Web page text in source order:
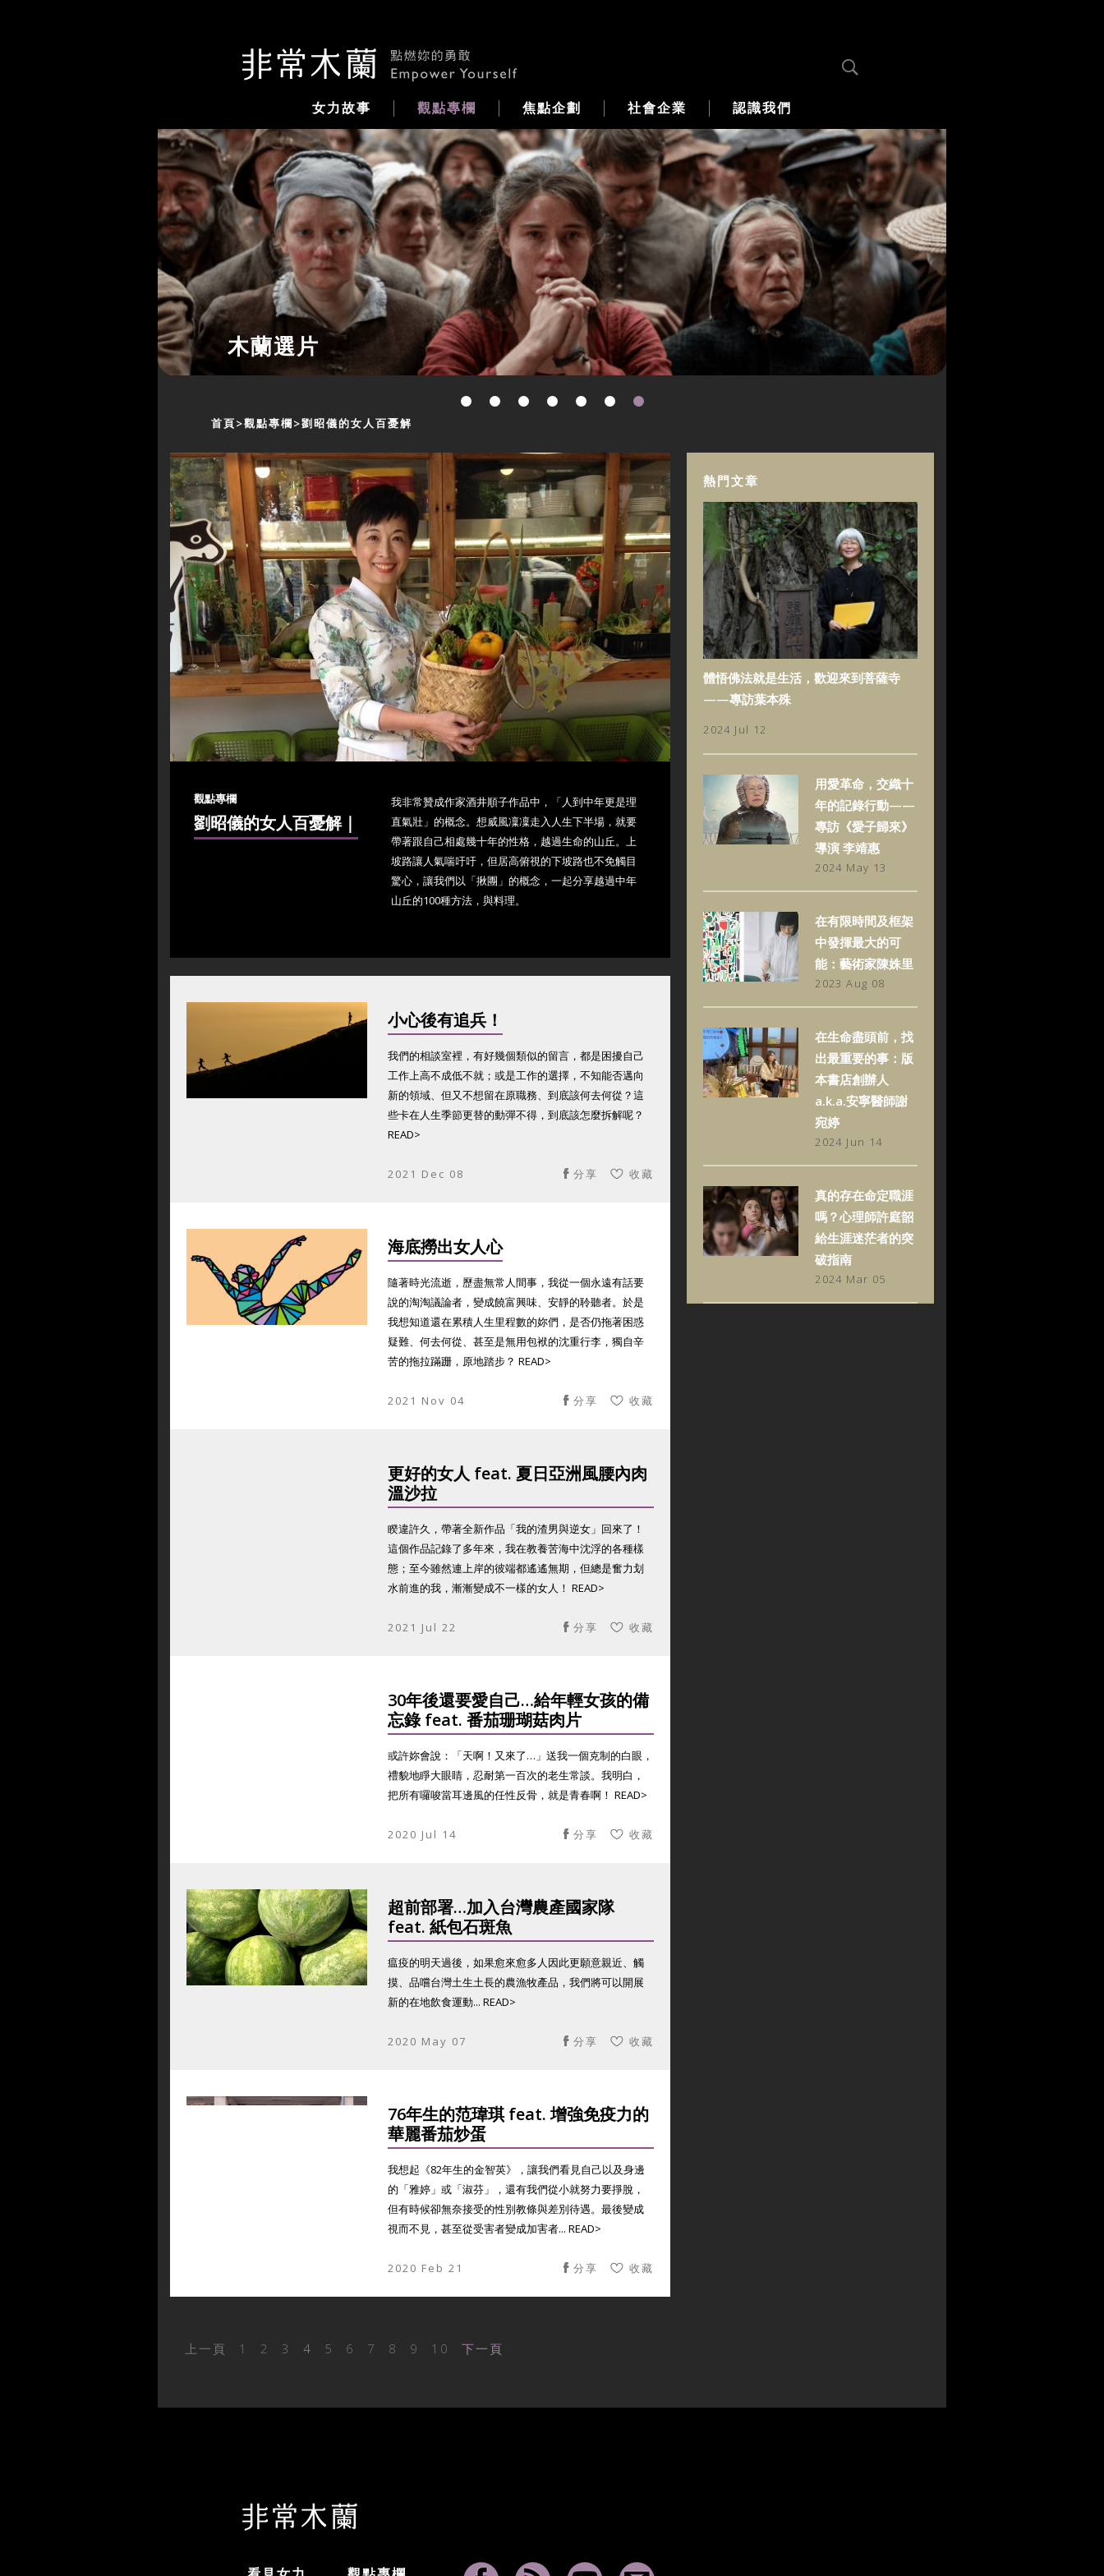
女力故事 觀點專欄 焦點企劃 社會企業 認識我們
木蘭選片
首頁 觀點專欄 劉昭儀的女人百憂解
觀點專欄
劉昭儀的女人百憂解｜
我非常贊成作家酒井順子作品中，「人到中年更是理
直氣壯」的概念。想威風凜凜走入人生下半場，就要
帶著跟自己相處幾十年的性格，越過生命的山丘。上
坡路讓人氣喘吁吁，但居高俯視的下坡路也不免觸目
驚心，讓我們以「揪團」的概念，一起分享越過中年
山丘的100種方法，與料理。
小心後有追兵！
我們的相談室裡，有好幾個類似的留言，都是困擾自己
工作上高不成低不就；或是工作的選擇，不知能否邁向
新的領域、但又不想留在原職務、到底該何去何從？這
些卡在人生季節更替的動彈不得，到底該怎麼拆解呢？
READ>
2021 Dec 08 收藏
分享
海底撈出女人心
隨著時光流逝，歷盡無常人間事，我從一個永遠有話要
說的淘淘議論者，變成饒富興味、安靜的聆聽者。於是
我想知道還在累積人生里程數的妳們，是否仍拖著困惑
疑難、何去何從、甚至是無用包袱的沈重行李，獨自辛
苦的拖拉蹣跚，原地踏步？ READ>
2021 Nov 04 收藏
分享
更好的女人 feat. 夏日亞洲風腰內肉
溫沙拉
睽違許久，帶著全新作品「我的渣男與逆女」回來了！
這個作品記錄了多年來，我在教養苦海中沈浮的各種樣
態；至今雖然連上岸的彼端都遙遙無期，但總是奮力划
水前進的我，漸漸變成不一樣的女人！ READ>
2021 Jul 22 收藏
分享
30年後還要愛自己…給年輕女孩的備
忘錄 feat. 番茄珊瑚菇肉片
或許妳會說：「天啊！又來了…」送我一個克制的白眼，
禮貌地睜大眼睛，忍耐第一百次的老生常談。我明白，
把所有囉唆當耳邊風的任性反骨，就是青春啊！ READ>
2020 Jul 14 收藏
分享
超前部署…加入台灣農產國家隊
feat. 紙包石斑魚
瘟疫的明天過後，如果愈來愈多人因此更願意親近、觸
摸、品嚐台灣土生土長的農漁牧產品，我們將可以開展
新的在地飲食運動... READ>
2020 May 07 收藏
分享
76年生的范瑋琪 feat. 增強免疫力的
華麗番茄炒蛋
我想起《82年生的金智英》，讓我們看見自己以及身邊
的「雅婷」或「淑芬」，還有我們從小就努力要掙脫，
但有時候卻無奈接受的性別教條與差別待遇。最後變成
視而不見，甚至從受害者變成加害者... READ>
2020 Feb 21 收藏
分享
上一頁 1 2 3 4 5 6 7 8 9 10 下一頁
熱門文章
體悟佛法就是生活，歡迎來到菩薩寺
——專訪葉本殊
2024 Jul 12
用愛革命，交織十
年的記錄行動——
專訪《愛子歸來》
導演 李靖惠
2024 May 13
在有限時間及框架
中發揮最大的可
能：藝術家陳姝里
2023 Aug 08
在生命盡頭前，找
出最重要的事：版
本書店創辦人
a.k.a.安寧醫師謝
宛婷
2024 Jun 14
真的存在命定職涯
嗎？心理師許庭韶
給生涯迷茫者的突
破指南
2024 Mar 05